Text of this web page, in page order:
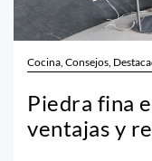
Cocina, Consejos,
Piedra fina
ventajas y